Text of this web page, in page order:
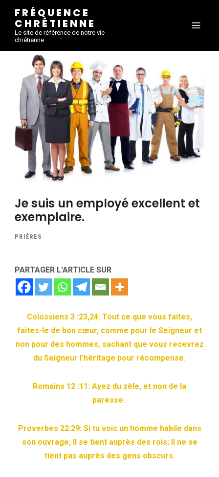
FRÉQUENCE
CHRÉTIENNE
Le site de référence de notre vie
chrétienne
Je suis un employé excellent et
exemplaire.
PRIÈRES
PARTAGER L'ARTICLE SUR
Colossiens 3 :23,24: Tout ce que vous faites,
faites-le de bon cœur, comme pour le Seigneur et
non pour des hommes, sachant que vous recevrez
du Seigneur l’héritage pour récompense.
Romains 12 :11: Ayez du zèle, et non de la
paresse.
Proverbes 22:29: Si tu vois un homme habile dans
son ouvrage, Il se tient auprès des rois; Il ne se
tient pas auprès des gens obscurs.